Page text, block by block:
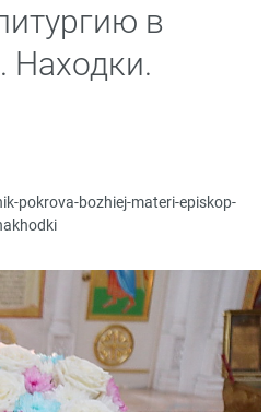
в
Находки.
pokrova-bozhiej-materi-episkop-